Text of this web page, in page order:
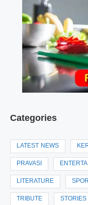
Categories
LATEST NEWS
PRAVASI
LITERATURE
TRIBUTE STORIES